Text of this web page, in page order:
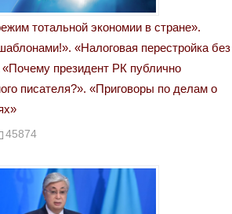
тотальной экономии в стране».
«Налоговая перестройка без
президент РК публично
писателя?». «Приговоры по делам о
45874